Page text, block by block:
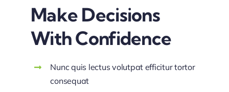
Make Decisions
With Confidence
Nunc quis lectus volutpat efficitur tortor
consequat